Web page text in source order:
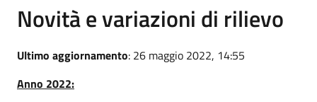
Novità e variazioni di rilievo
Ultimo aggiornamento: 26 maggio 2022, 14:55
Anno 2022: